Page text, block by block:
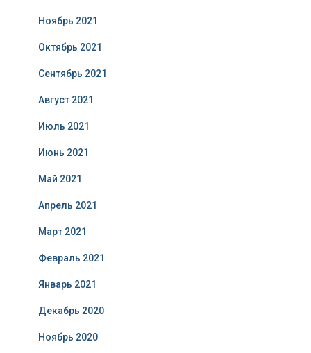
Ноябрь 2021
Октябрь 2021
Сентябрь 2021
Август 2021
Июль 2021
Июнь 2021
Май 2021
Апрель 2021
Март 2021
Февраль 2021
Январь 2021
Декабрь 2020
Ноябрь 2020